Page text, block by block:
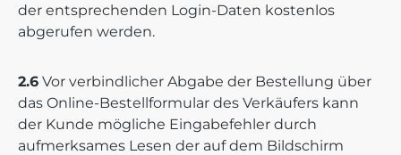
der entsprechenden Login-Daten kostenlos
abgerufen werden.
2.6 Vor verbindlicher Abgabe der Bestellung über
das Online-Bestellformular des Verkäufers kann
der Kunde mögliche Eingabefehler durch
aufmerksames Lesen der auf dem Bildschirm